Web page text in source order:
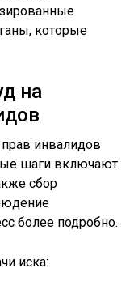
которые
на
инвалидов
шаги включают
сбор
более подробно.
иска: